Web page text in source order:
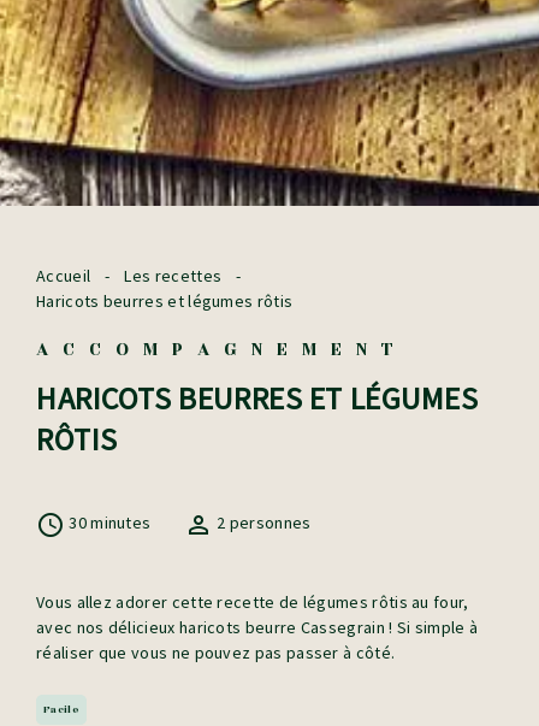
Accueil - Les recettes
-
Haricots beurres et légumes rôtis
ACCOMPAGNEMENT
HARICOTS BEURRES ET LÉGUMES
RÔTIS
30 minutes 2 personnes
Vous allez adorer cette recette de légumes rôtis au four,
avec nos délicieux haricots beurre Cassegrain ! Si simple à
réaliser que vous ne pouvez pas passer à côté.
Facile